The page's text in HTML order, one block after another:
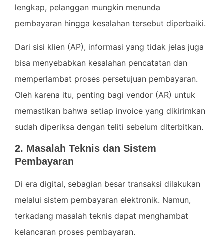
lengkap, pelanggan mungkin menunda
pembayaran hingga kesalahan tersebut diperbaiki.
Dari sisi klien (AP), informasi yang tidak jelas juga
bisa menyebabkan kesalahan pencatatan dan
memperlambat proses persetujuan pembayaran.
Oleh karena itu, penting bagi vendor (AR) untuk
memastikan bahwa setiap invoice yang dikirimkan
sudah diperiksa dengan teliti sebelum diterbitkan.
2. Masalah Teknis dan Sistem
Pembayaran
Di era digital, sebagian besar transaksi dilakukan
melalui sistem pembayaran elektronik. Namun,
terkadang masalah teknis dapat menghambat
kelancaran proses pembayaran.